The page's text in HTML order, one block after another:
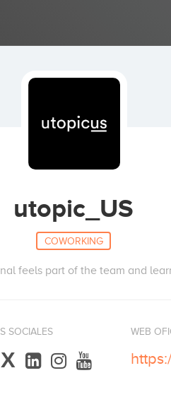
utopic_US
COWORKING
feels part of the team and
SOCIALES
X
WEB